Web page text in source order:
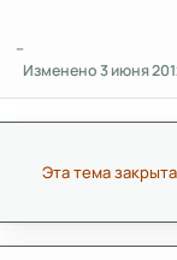
--
Изменено3 июня
Эта тема